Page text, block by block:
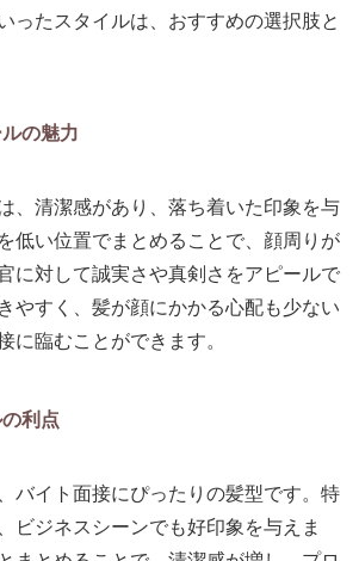
ったスタイルは、おすすめの選択肢と
の魅力
、清潔感があり、落ち着いた印象を与
低い位置でまとめることで、顔周りが
に対して誠実さや真剣さをアピールで
やすく、髪が顔にかかる心配も少ない
に臨むことができます。
利点
バイト面接にぴったりの髪型です。特
ビジネスシーンでも好印象を与えま